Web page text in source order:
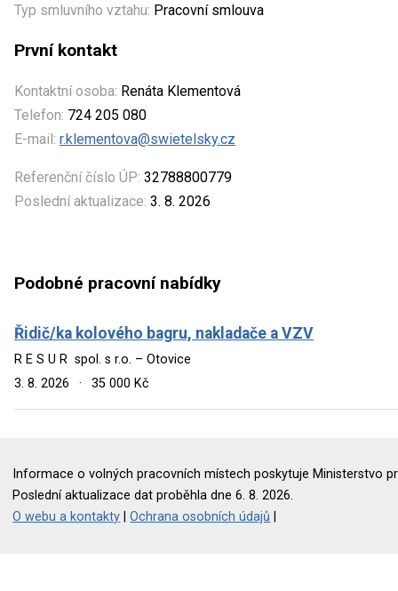
Typ smluvního vztahu: Pracovní smlouva
První kontakt
Kontaktní osoba: Renáta Klementová
Telefon: 724 205 080
E-mail: r.klementova@swietelsky.cz
Referenční číslo ÚP: 32788800779
Poslední aktualizace: 3. 8. 2026
Podobné pracovní nabídky
Řidič/ka kolového bagru, nakladače a VZV
R E S U R spol. s r.o. – Otovice
3. 8. 2026
· 35 000 Kč
Informace o volných pracovních místech poskytuje Ministerstvo
Poslední aktualizace dat proběhla dne 6. 8. 2026.
O webu a kontakty |Ochrana osobních údajů